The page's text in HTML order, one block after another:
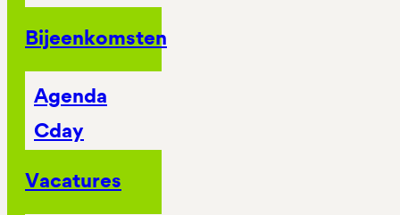
Bijeenkomsten
Agenda
Cday
Vacatures